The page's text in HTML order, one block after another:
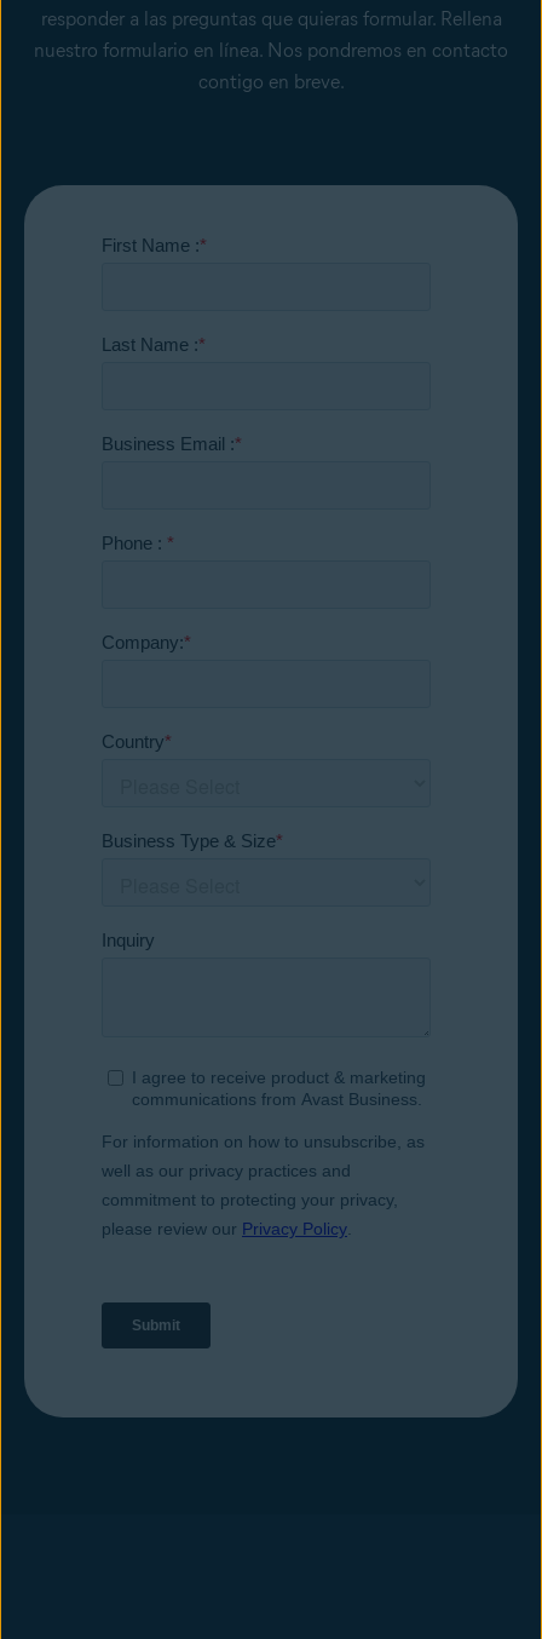
responder a las preguntas que quieras formular. Rellena
nuestro formulario en línea. Nos pondremos en contacto
contigo en breve.